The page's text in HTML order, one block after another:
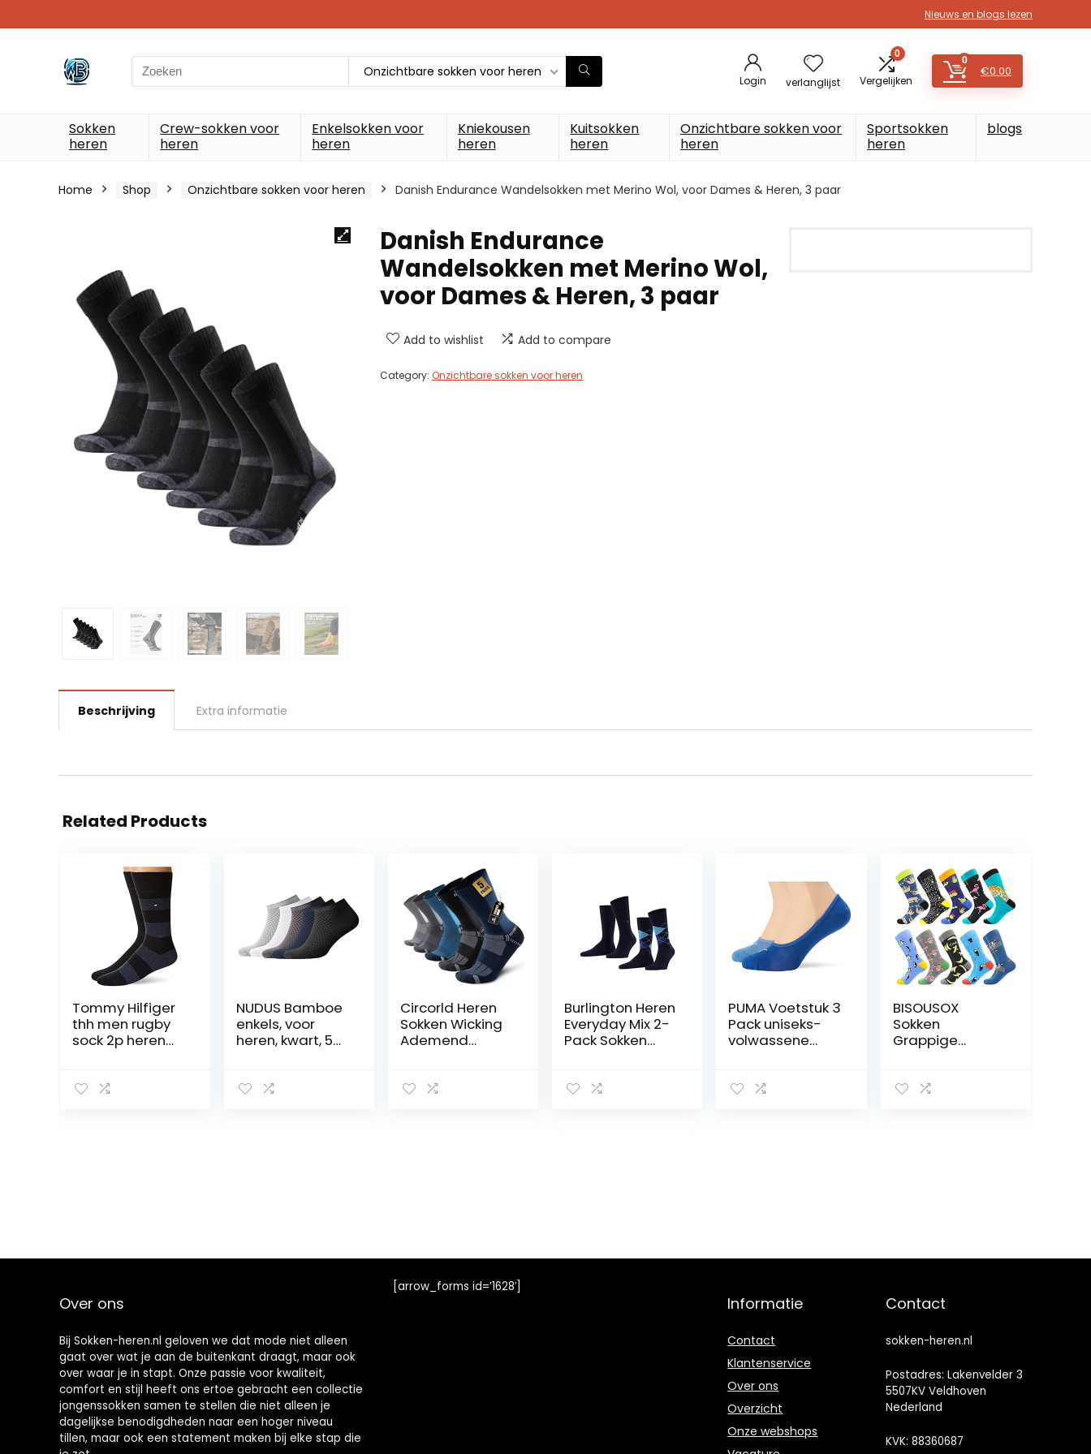
Nieuws en blogs lezen
Search
for:
Onzichtbare sokken voor heren
Login verlanglijst
0
Vergelijken
0
€0.00
Sokken
heren
Crew-sokken voor
heren
Enkelsokken voor
heren
Kniekousen
heren
Kuitsokken
heren
Onzichtbare sokken voor
heren
Sportsokken
heren
blogs
Home Shop Onzichtbare sokken voor heren Danish Endurance Wandelsokken met Merino Wol, voor Dames & Heren, 3 paar
Danish Endurance
Wandelsokken met Merino Wol,
voor Dames & Heren, 3 paar
Add to wishlist Add to compare
Category: Onzichtbare sokken voor heren
Beschrijving Extra informatie
Related Products
Tommy Hilfiger
thh men rugby
sock 2p heren
NUDUS Bamboe
enkels, voor
heren, kwart, 5
premium
Circorld Heren
Sokken Wicking
Ademend
Vrouwen Anti-
Burlington Heren
Everyday Mix 2-
Pack Sokken
herensokken
PUMA Voetstuk 3
Pack uniseks-
volwassene
BISOUSOX
Sokken
Grappige
Heren Katoen
Over ons
Bij Sokken-heren.nl geloven we dat mode niet alleen
gaat over wat je aan de buitenkant draagt, maar ook
over waar je in stapt. Onze passie voor kwaliteit,
comfort en stijl heeft ons ertoe gebracht een collectie
jongenssokken samen te stellen die niet alleen je
dagelijkse benodigdheden naar een hoger niveau
tillen, maar ook een statement maken bij elke stap die
[arrow_forms id=’1628′]
Informatie
Contact
Klantenservice
Over ons
Overzicht
Onze webshops
Contact
sokken-heren.nl
Postadres: Lakenvelder 3
5507KV Veldhoven
Nederland
KVK: 88360687